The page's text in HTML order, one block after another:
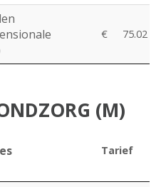
€ 75.02
(M)
Tarief